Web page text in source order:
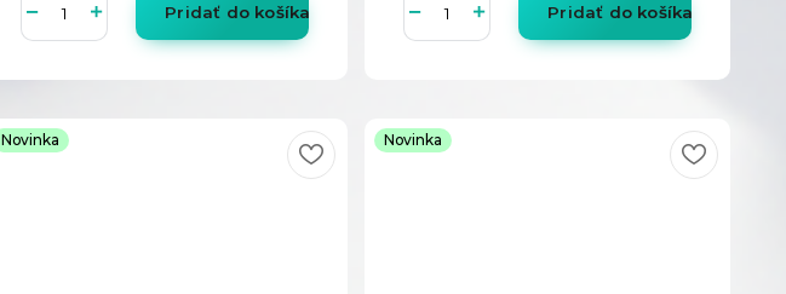
Pridať do košíka Pridať do košíka
Novinka Novinka